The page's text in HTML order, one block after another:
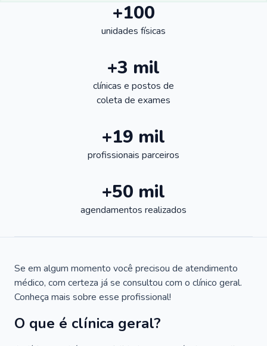
+100
unidades físicas
+3 mil
clínicas e postos de
coleta de exames
+19 mil
profissionais parceiros
+50 mil
agendamentos realizados
Se em algum momento você precisou de atendimento
médico, com certeza já se consultou com o clínico geral.
Conheça mais sobre esse profissional!
O que é clínica geral?